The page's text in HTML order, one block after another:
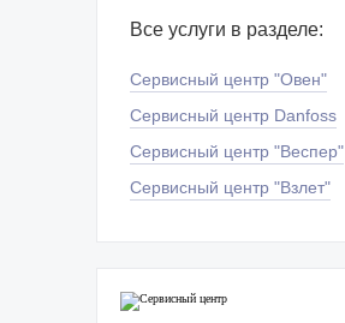
Все услуги в разделе:
Сервисный центр "Овен"
Сервисный центр Danfoss
Сервисный центр "Веспер"
Сервисный центр "Взлет"